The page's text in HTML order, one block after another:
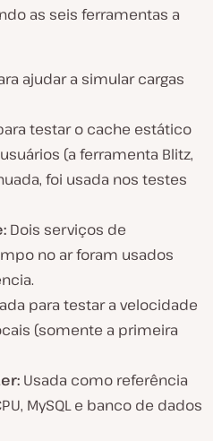
as seis ferramentas a
ajudar a simular cargas
testar o cache estático
(a ferramenta Blitz,
foi usada nos testes
Dois serviços de
no ar foram usados
para testar a velocidade
(somente a primeira
Usada como referência
MySQL e banco de dados